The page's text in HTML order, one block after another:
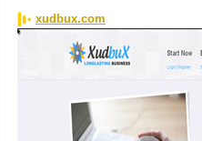
xudbux.com